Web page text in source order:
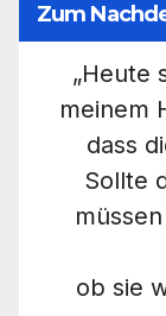
Zum
„Heute
meinem
dass
Sollte
ob sie